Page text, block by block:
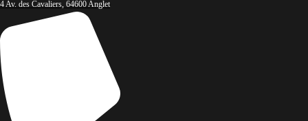
4 Av. des Cavaliers, 64600 Anglet